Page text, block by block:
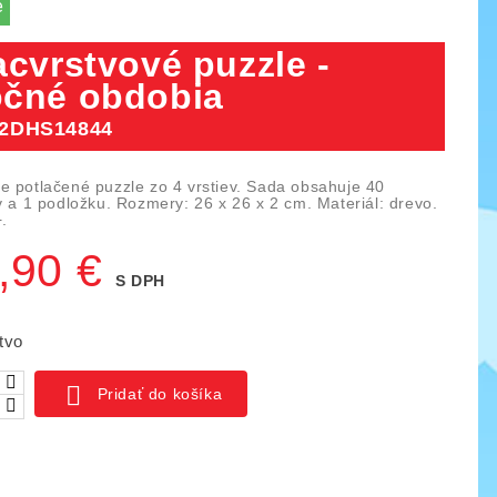
IO blocks, 1000 ks
puzzle -
obdobia
potlačené puzzle zo 4 vrstiev. Sada obsahuje 40
a 1 podložku. Rozmery: 26 x 26 x 2 cm. Materiál: drevo.
€ S DPH
 Pridať do košíka